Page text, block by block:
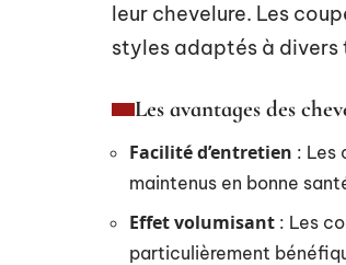
leur chevelure. Les
styles adaptés à divers
Les avantages des
Facilité d’entretien : Les
maintenus en bonne
Effet volumisant : Les
particulièrement